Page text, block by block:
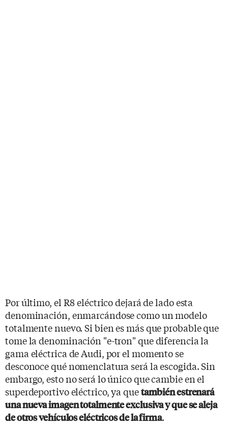
Por último, el R8 eléctrico dejará de lado esta
denominación, enmarcándose como un modelo
totalmente nuevo. Si bien es más que probable que
tome la denominación "e-tron" que diferencia la
gama eléctrica de Audi, por el momento se
desconoce qué nomenclatura será la escogida. Sin
embargo, esto no será lo único que cambie en el
superdeportivo eléctrico, ya quetambién estrenará
una nueva imagen totalmente exclusiva y que se aleja
de otros vehículos eléctricos de la firma.